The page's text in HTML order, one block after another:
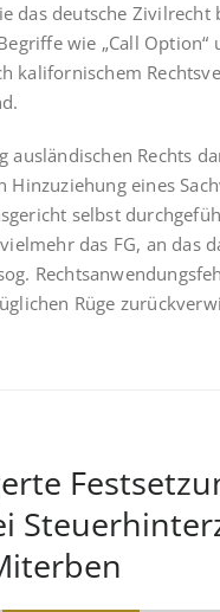
das deutsche Zivilrecht
wie „Call Option“
kalifornischem
ausländischen Rechts
Hinzuziehung eines
selbst
das FG, an das
Rüge